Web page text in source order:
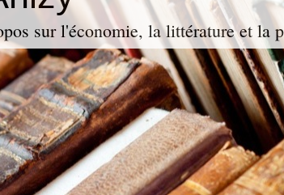
sur l'économie, la littérature et la